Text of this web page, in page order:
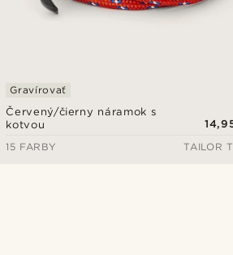
Červený/čierny náramok s
kotvou
Gravírovať
15 FARBY
TAILOR